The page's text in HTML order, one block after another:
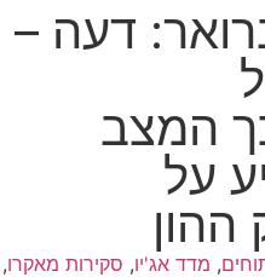
דעה –
המצב
על
, מדד אג'יו, סקירות מאקרו,